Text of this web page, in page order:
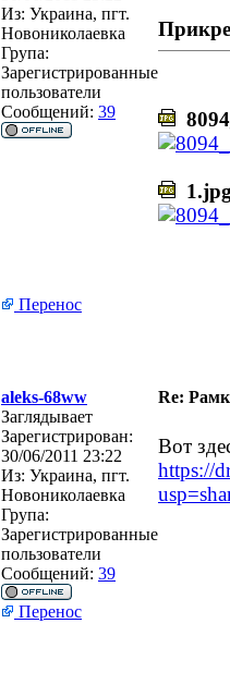
Из: Украина, пгт.
Новониколаевка
Група:
Зарегистрированные
пользователи
Сообщений: 39
Перенос
aleks-68ww
Re:
Заглядывает
Зарегистрирован:
30/06/2011 23:22
Из: Украина, пгт.
Новониколаевка
Група:
Зарегистрированные
пользователи
Сообщений: 39
Вот
https://
Перенос